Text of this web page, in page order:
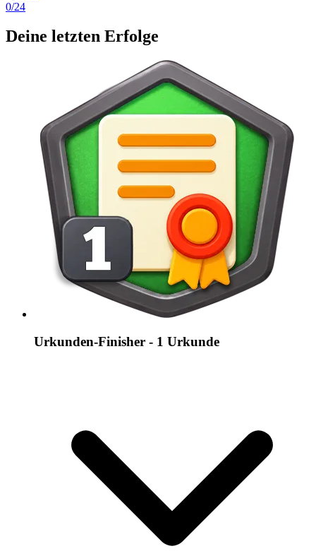
0/24
Deine letzten Erfolge
Urkunden-Finisher - 1 Urkunde